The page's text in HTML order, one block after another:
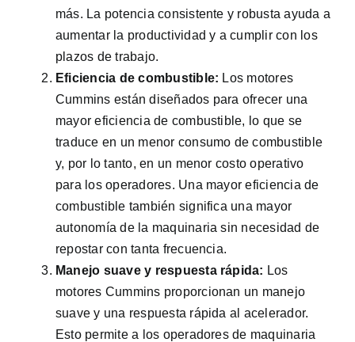
más. La potencia consistente y robusta ayuda a
aumentar la productividad y a cumplir con los
plazos de trabajo.
Eficiencia de combustible: Los motores
Cummins están diseñados para ofrecer una
mayor eficiencia de combustible, lo que se
traduce en un menor consumo de combustible
y, por lo tanto, en un menor costo operativo
para los operadores. Una mayor eficiencia de
combustible también significa una mayor
autonomía de la maquinaria sin necesidad de
repostar con tanta frecuencia.
Manejo suave y respuesta rápida: Los
motores Cummins proporcionan un manejo
suave y una respuesta rápida al acelerador.
Esto permite a los operadores de maquinaria